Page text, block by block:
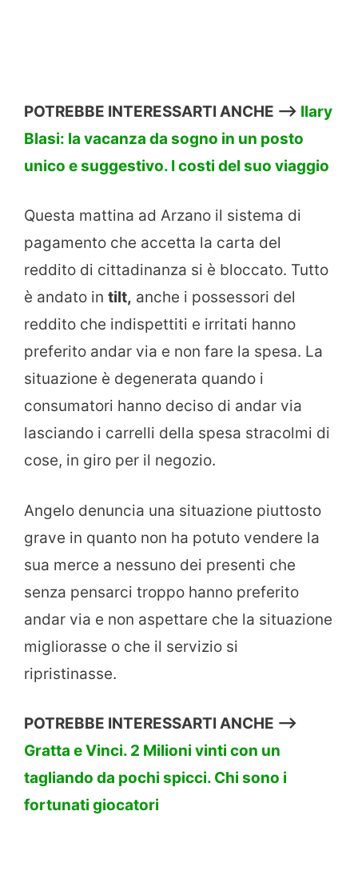
POTREBBE INTERESSARTI ANCHE —-> Ilary
Blasi: la vacanza da sogno in un posto
unico e suggestivo. I costi del suo viaggio
Questa mattina ad Arzano il sistema di
pagamento che accetta la carta del
reddito di cittadinanza si è bloccato. Tutto
è andato in tilt, anche i possessori del
reddito che indispettiti e irritati hanno
preferito andar via e non fare la spesa. La
situazione è degenerata quando i
consumatori hanno deciso di andar via
lasciando i carrelli della spesa stracolmi di
cose, in giro per il negozio.
Angelo denuncia una situazione piuttosto
grave in quanto non ha potuto vendere la
sua merce a nessuno dei presenti che
senza pensarci troppo hanno preferito
andar via e non aspettare che la situazione
migliorasse o che il servizio si
ripristinasse.
POTREBBE INTERESSARTI ANCHE —>
Gratta e Vinci. 2 Milioni vinti con un
tagliando da pochi spicci. Chi sono i
fortunati giocatori